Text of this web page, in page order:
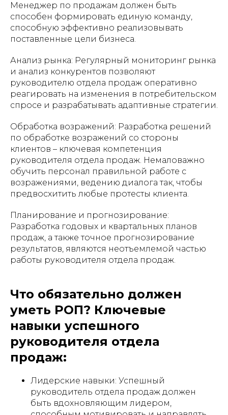
Менеджер по продажам должен быть
способен формировать единую команду,
способную эффективно реализовывать
поставленные цели бизнеса.
Анализ рынка: Регулярный мониторинг рынка
и анализ конкурентов позволяют
руководителю отдела продаж оперативно
реагировать на изменения в потребительском
спросе и разрабатывать адаптивные стратегии.
Обработка возражений: Разработка решений
по обработке возражений со стороны
клиентов – ключевая компетенция
руководителя отдела продаж. Немаловажно
обучить персонал правильной работе с
возражениями, ведению диалога так, чтобы
предвосхитить любые протесты клиента.
Планирование и прогнозирование:
Разработка годовых и квартальных планов
продаж, а также точное прогнозирование
результатов, являются неотъемлемой частью
работы руководителя отдела продаж.
Что обязательно должен
уметь РОП? Ключевые
навыки успешного
руководителя отдела
продаж:
Лидерские навыки: Успешный
руководитель отдела продаж должен
быть вдохновляющим лидером,